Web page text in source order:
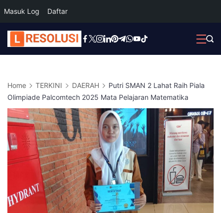
Masuk Log Daftar
Skip
to
Home TERKINI DAERAH
Putri SMAN 2 Lahat Raih Piala
Olimpiade Palcomtech 2025 Mata Pelajaran Matematika